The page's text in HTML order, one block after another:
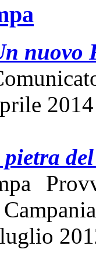
nuovo
2014